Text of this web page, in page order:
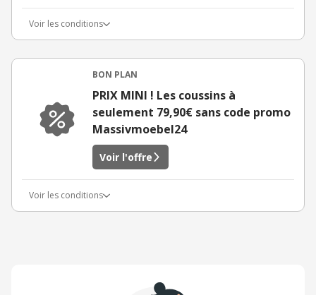
Voir les conditions
BON PLAN
PRIX MINI ! Les coussins à
seulement 79,90€ sans code promo
Massivmoebel24
Voir l'offre
Voir les conditions